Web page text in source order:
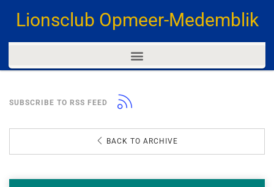
Lionsclub Opmeer-Medemblik
SUBSCRIBE TO RSS FEED
BACK TO ARCHIVE